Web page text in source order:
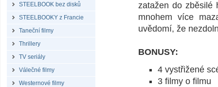
STEELBOOK bez disků
STEELBOOKY z Francie
Taneční filmy
Thrillery
TV seriály
Válečné filmy
Westernové filmy
zatažen do zběsilé
mnohem více
uvědomí, že
BONUSY:
4 vystřižené
3 filmy o filmu